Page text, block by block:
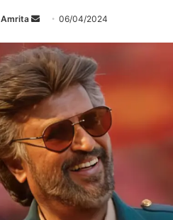
Amrita
n
d
a
n
e
m
a
i
l
06/04/2024